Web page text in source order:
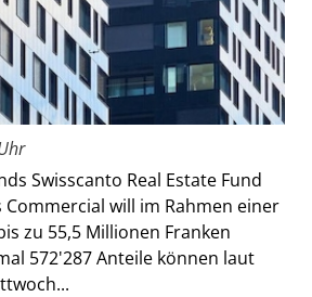
Swisscanto Real Estate Fund
Commercial will im Rahmen einer
zu 55,5 Millionen Franken
572'287 Anteile können laut